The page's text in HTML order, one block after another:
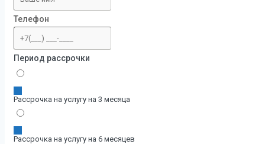
Телефон
Период рассрочки
Рассрочка на услугу на 3 месяца
Рассрочка на услугу на 6 месяцев